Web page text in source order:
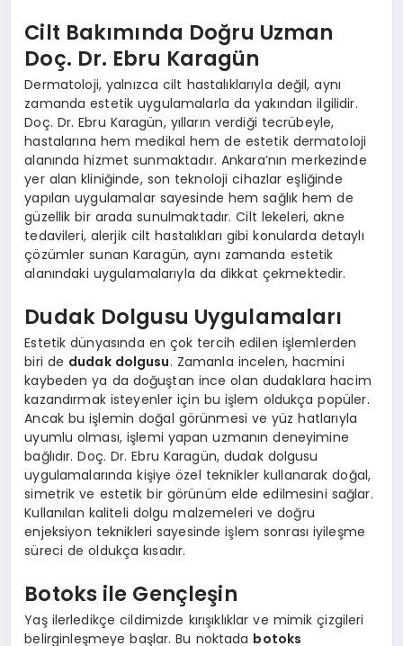
Cilt Bakımında Doğru Uzman
Doç. Dr. Ebru Karagün
Dermatoloji, yalnızca cilt hastalıklarıyla değil, aynı
zamanda estetik uygulamalarla da yakından ilgilidir.
Doç. Dr. Ebru Karagün, yılların verdiği tecrübeyle,
hastalarına hem medikal hem de estetik dermatoloji
alanında hizmet sunmaktadır. Ankara’nın merkezinde
yer alan kliniğinde, son teknoloji cihazlar eşliğinde
yapılan uygulamalar sayesinde hem sağlık hem de
güzellik bir arada sunulmaktadır. Cilt lekeleri, akne
tedavileri, alerjik cilt hastalıkları gibi konularda detaylı
çözümler sunan Karagün, aynı zamanda estetik
alanındaki uygulamalarıyla da dikkat çekmektedir.
Dudak Dolgusu Uygulamaları
Estetik dünyasında en çok tercih edilen işlemlerden
biri de dudak dolgusu. Zamanla incelen, hacmini
kaybeden ya da doğuştan ince olan dudaklara hacim
kazandırmak isteyenler için bu işlem oldukça popüler.
Ancak bu işlemin doğal görünmesi ve yüz hatlarıyla
uyumlu olması, işlemi yapan uzmanın deneyimine
bağlıdır. Doç. Dr. Ebru Karagün, dudak dolgusu
uygulamalarında kişiye özel teknikler kullanarak doğal,
simetrik ve estetik bir görünüm elde edilmesini sağlar.
Kullanılan kaliteli dolgu malzemeleri ve doğru
enjeksiyon teknikleri sayesinde işlem sonrası iyileşme
süreci de oldukça kısadır.
Botoks ile Gençleşin
Yaş ilerledikçe cildimizde kırışıklıklar ve mimik çizgileri
belirginleşmeye başlar. Bu noktada botoks